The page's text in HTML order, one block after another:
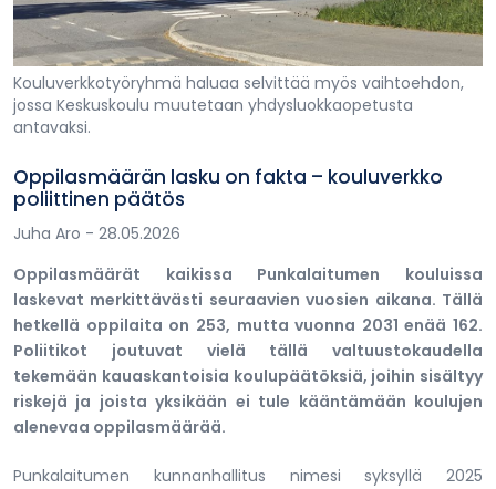
Kouluverkkotyöryhmä haluaa selvittää myös vaihtoehdon,
jossa Keskuskoulu muutetaan yhdysluokkaopetusta
antavaksi.
Oppilasmäärän lasku on fakta – kouluverkko
poliittinen päätös
Juha Aro - 28.05.2026
Oppilasmäärät kaikissa Punkalaitumen kouluissa
laskevat merkittävästi seuraavien vuosien aikana. Tällä
hetkellä oppilaita on 253, mutta vuonna 2031 enää 162.
Poliitikot joutuvat vielä tällä valtuustokaudella
tekemään kauaskantoisia koulupäätöksiä, joihin sisältyy
riskejä ja joista yksikään ei tule kääntämään koulujen
alenevaa oppilasmäärää.
Punkalaitumen kunnanhallitus nimesi syksyllä 2025